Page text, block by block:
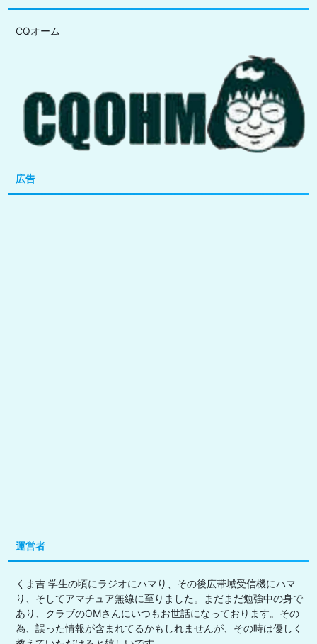
CQオーム
広告
運営者
くま吉 学生の頃にラジオにハマり、その後広帯域受信機にハマ
り、そしてアマチュア無線に至りました。まだまだ勉強中の身で
あり、クラブのOMさんにいつもお世話になっております。その
為、誤った情報が含まれてるかもしれませんが、その時は優しく